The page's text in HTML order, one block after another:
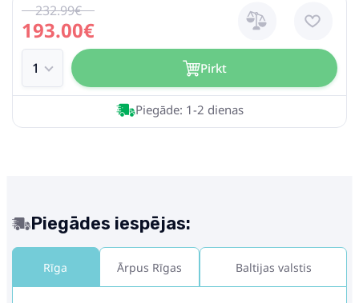
193.00€
232.99€
Pirkt
Piegāde: 1-2 dienas
Piegādes iespējas:
Rīga Ārpus Rīgas Baltijas valstis